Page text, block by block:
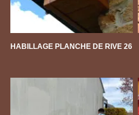
HABILLAGE PLANCHE DE RIVE 26